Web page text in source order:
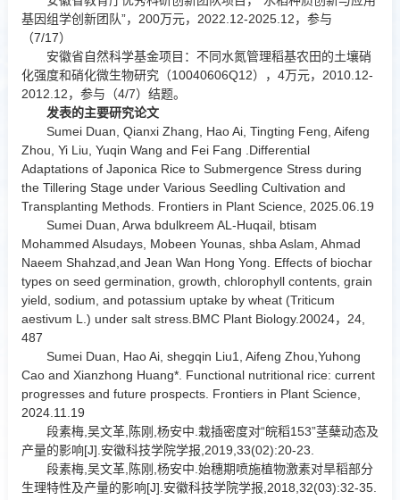
基因组学创新团队”，200万元，2022.12-2025.12，参与
（7/17）
安徽省自然科学基金项目：不同水氮管理稻基农田的土壤硝
化强度和硝化微生物研究（10040606Q12），4万元，2010.12-
2012.12，参与（4/7）结题。
发表的主要研究论文
Sumei Duan, Qianxi Zhang, Hao Ai, Tingting Feng, Aifeng
Zhou, Yi Liu, Yuqin Wang and Fei Fang .Differential
Adaptations of Japonica Rice to Submergence Stress during
the Tillering Stage under Various Seedling Cultivation and
Transplanting Methods. Frontiers in Plant Science, 2025.06.19
Sumei Duan, Arwa bdulkreem AL-Huqail, btisam
Mohammed Alsudays, Mobeen Younas, shba Aslam, Ahmad
Naeem Shahzad,and Jean Wan Hong Yong. Effects of biochar
types on seed germination, growth, chlorophyll contents, grain
yield, sodium, and potassium uptake by wheat (Triticum
aestivum L.) under salt stress.BMC Plant Biology.20024，24,
487
Sumei Duan, Hao Ai, shegqin Liu1, Aifeng Zhou,Yuhong
Cao and Xianzhong Huang*. Functional nutritional rice: current
progresses and future prospects. Frontiers in Plant Science,
2024.11.19
段素梅,吴文革,陈刚,杨安中.栽插密度对“皖稻153”茎蘖动态及
产量的影响[J].安徽科技学院学报,2019,33(02):20-23.
段素梅,吴文革,陈刚,杨安中.始穗期喷施植物激素对旱稻部分
生理特性及产量的影响[J].安徽科技学院学报,2018,32(03):32-35.